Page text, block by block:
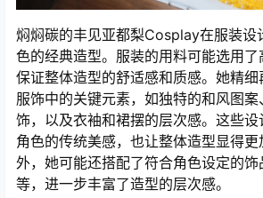
焖焖碳的丰见亚都梨Cosplay在服装设
色的经典造型。服装的用料可能选用
保证整体造型的舒适感和质感。她精
服饰中的关键元素，如独特的和风图
饰，以及衣袖和裙摆的层次感。这些设
角色的传统美感，也让整体造型显得
外，她可能还搭配了符合角色设定的
等，进一步丰富了造型的层次感。